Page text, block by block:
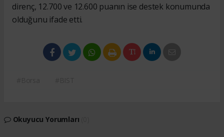
direnç, 12.700 ve 12.600 puanın ise destek konumunda
olduğunu ifade etti.
Okuyucu Yorumları